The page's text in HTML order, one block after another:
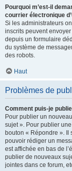
Pourquoi m’est-il
courrier électronique
Si les administrateurs
inscrits peuvent
depuis un formulaire
du système de
des robots.
Haut
Problèmes de
Comment puis-je
Pour publier un
sujet ». Pour publier
bouton « Répondre ». Il
pouvoir rédiger un
est affichée en bas de
publier de nouveaux
jointes dans ce forum,